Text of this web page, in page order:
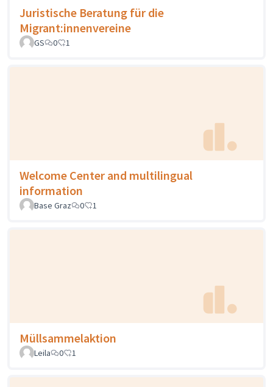
Juristische Beratung für die
Migrant:innenvereine
GS 0 1
Welcome Center and multilingual
information
Base Graz 0 1
Müllsammelaktion
Leila 0 1